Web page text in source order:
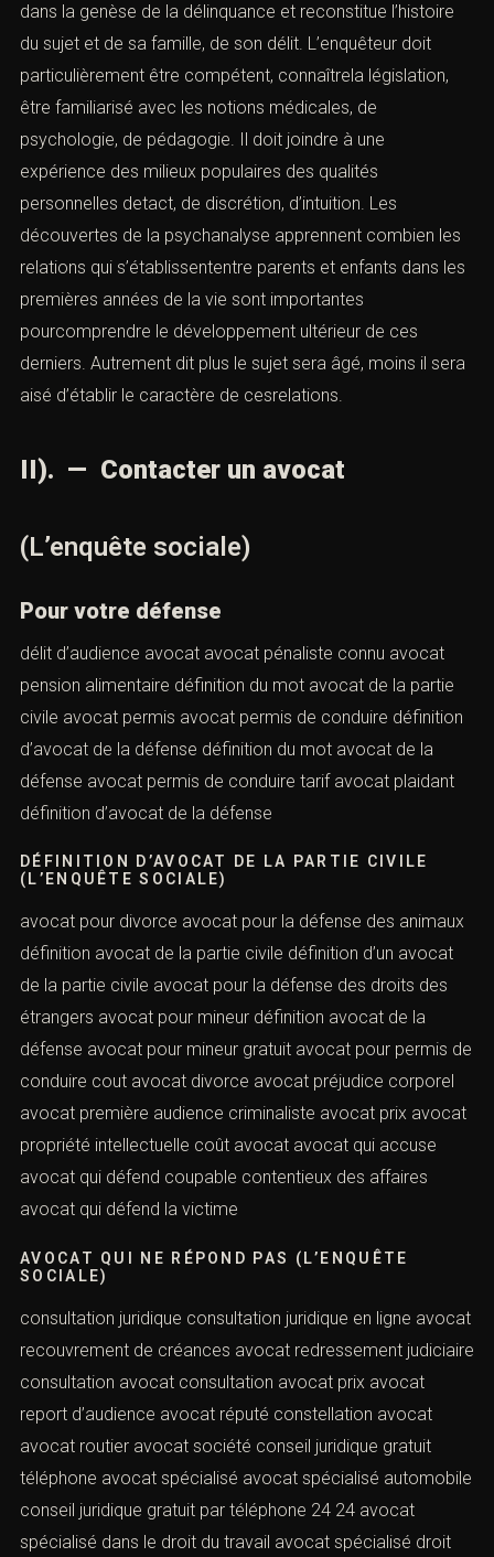
dans la genèse de la délinquance et reconstitue l’histoire
du sujet et de sa famille, de son délit. L’enquêteur doit
particulièrement être compétent, connaîtrela législation,
être familiarisé avec les notions médicales, de
psychologie, de pédagogie. Il doit joindre à une
expérience des milieux populaires des qualités
personnelles detact, de discrétion, d’intuition. Les
découvertes de la psychanalyse apprennent combien les
relations qui s’établissententre parents et enfants dans les
premières années de la vie sont importantes
pourcomprendre le développement ultérieur de ces
derniers. Autrement dit plus le sujet sera âgé, moins il sera
aisé d’établir le caractère de cesrelations.
II). — Contacter un avocat
(L’enquête sociale)
Pour votre défense
délit d’audience avocat avocat pénaliste connu avocat
pension alimentaire définition du mot avocat de la partie
civile avocat permis avocat permis de conduire définition
d’avocat de la défense définition du mot avocat de la
défense avocat permis de conduire tarif avocat plaidant
définition d’avocat de la défense
DÉFINITION D’AVOCAT DE LA PARTIE CIVILE
(L’ENQUÊTE SOCIALE)
avocat pour divorce avocat pour la défense des animaux
définition avocat de la partie civile définition d’un avocat
de la partie civile avocat pour la défense des droits des
étrangers avocat pour mineur définition avocat de la
défense avocat pour mineur gratuit avocat pour permis de
conduire cout avocat divorce avocat préjudice corporel
avocat première audience criminaliste avocat prix avocat
propriété intellectuelle coût avocat avocat qui accuse
avocat qui défend coupable contentieux des affaires
avocat qui défend la victime
AVOCAT QUI NE RÉPOND PAS (L’ENQUÊTE
SOCIALE)
consultation juridique consultation juridique en ligne avocat
recouvrement de créances avocat redressement judiciaire
consultation avocat consultation avocat prix avocat
report d’audience avocat réputé constellation avocat
avocat routier avocat société conseil juridique gratuit
téléphone avocat spécialisé avocat spécialisé automobile
conseil juridique gratuit par téléphone 24 24 avocat
spécialisé dans le droit du travail avocat spécialisé droit